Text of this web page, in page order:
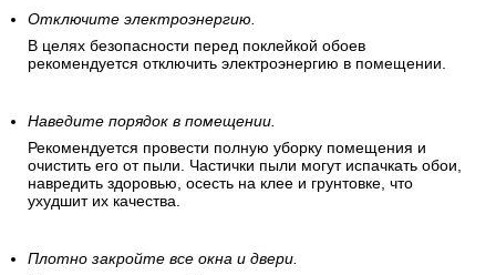
Отключите электроэнергию.
В целях безопасности перед поклейкой обоев
рекомендуется отключить электроэнергию в помещении.
Наведите порядок в помещении.
Рекомендуется провести полную уборку помещения и
очистить его от пыли. Частички пыли могут испачкать обои,
навредить здоровью, осесть на клее и грунтовке, что
ухудшит их качества.
Плотно закройте все окна и двери.